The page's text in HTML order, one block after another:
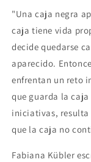
"Una caja negra
caja tiene vida
decide quedarse
aparecido.
enfrentan un reto
que guarda la caja
iniciativas, resulta
que la caja no
Fabiana Kübler